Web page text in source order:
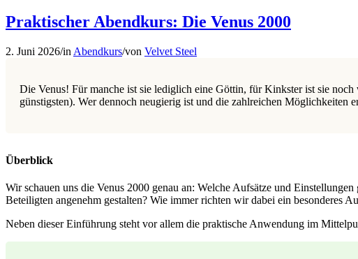
Praktischer Abendkurs: Die Venus 2000
2. Juni 2026/in Abendkurs/von Velvet Steel
Die Venus! Für manche ist sie lediglich eine Göttin, für Kinkster ist sie
günstigsten). Wer dennoch neugierig ist und die zahlreichen
Überblick
Wir schauen uns die Venus 2000 genau an: Welche Aufsätze und
Beteiligten angenehm gestalten? Wie immer richten wir dabei ein besonderes
Neben dieser Einführung steht vor allem die praktische Anwendung im